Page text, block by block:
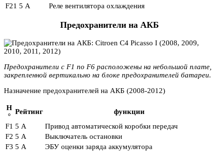
F21 5 А Реле вентилятора охлаждения
Предохранители на АКБ
Предохранители с F1 по F6 расположены на небольшой плате,
закрепленной вертикально на блоке предохранителей батареи.
Назначение предохранителей на АКБ (2008-2012)
Н
°
Рейтинг
функции
F1 5 А
Привод автоматической коробки передач
F2 5 А
Выключатель остановки
F3 5 А
ЭБУ оценки заряда аккумулятора